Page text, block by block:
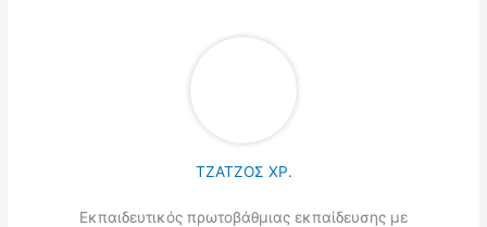
ΤΖΑΤΖΟΣ ΧΡ.
Εκπαιδευτικός πρωτοβάθμιας εκπαίδευσης με